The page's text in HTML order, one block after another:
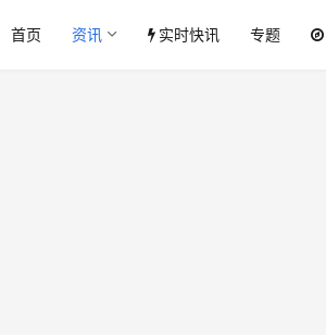
首页 资讯 实时快讯 专题